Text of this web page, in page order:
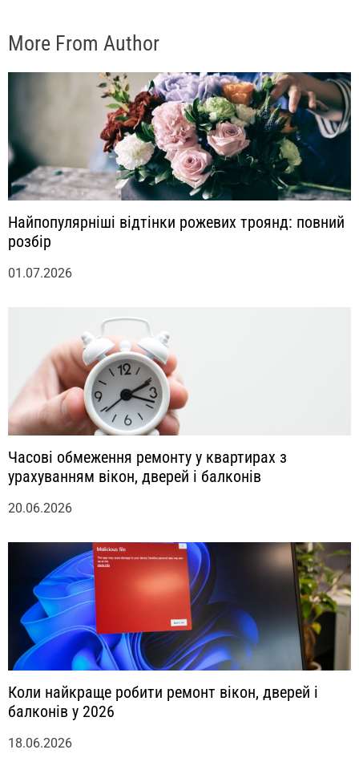
More From Author
Найпопулярніші відтінки рожевих троянд: повний
розбір
01.07.2026
Часові обмеження ремонту у квартирах з
урахуванням вікон, дверей і балконів
20.06.2026
Коли найкраще робити ремонт вікон, дверей і
балконів у 2026
18.06.2026